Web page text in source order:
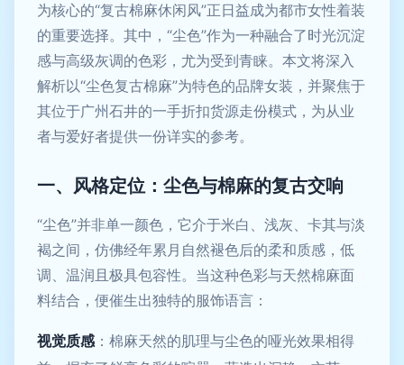
为核心的“复古棉麻休闲风”正日益成为都市女性着装
的重要选择。其中，“尘色”作为一种融合了时光沉淀
感与高级灰调的色彩，尤为受到青睐。本文将深入
解析以“尘色复古棉麻”为特色的品牌女装，并聚焦于
其位于广州石井的一手折扣货源走份模式，为从业
者与爱好者提供一份详实的参考。
一、风格定位：尘色与棉麻的复古交响
“尘色”并非单一颜色，它介于米白、浅灰、卡其与淡
褐之间，仿佛经年累月自然褪色后的柔和质感，低
调、温润且极具包容性。当这种色彩与天然棉麻面
料结合，便催生出独特的服饰语言：
视觉质感：棉麻天然的肌理与尘色的哑光效果相得